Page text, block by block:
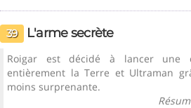
39 L'arme secrète
Roigar est décidé à lancer une
entièrement la Terre et Ultraman
moins surprenante.